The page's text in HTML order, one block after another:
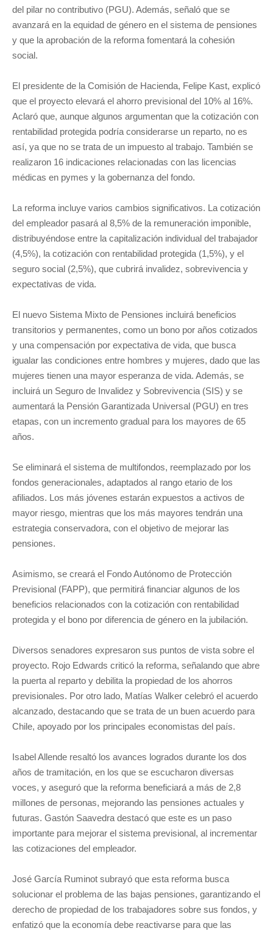
del pilar no contributivo (PGU). Además, señaló que se
avanzará en la equidad de género en el sistema de pensiones
y que la aprobación de la reforma fomentará la cohesión
social.
El presidente de la Comisión de Hacienda, Felipe Kast, explicó
que el proyecto elevará el ahorro previsional del 10% al 16%.
Aclaró que, aunque algunos argumentan que la cotización con
rentabilidad protegida podría considerarse un reparto, no es
así, ya que no se trata de un impuesto al trabajo. También se
realizaron 16 indicaciones relacionadas con las licencias
médicas en pymes y la gobernanza del fondo.
La reforma incluye varios cambios significativos. La cotización
del empleador pasará al 8,5% de la remuneración imponible,
distribuyéndose entre la capitalización individual del trabajador
(4,5%), la cotización con rentabilidad protegida (1,5%), y el
seguro social (2,5%), que cubrirá invalidez, sobrevivencia y
expectativas de vida.
El nuevo Sistema Mixto de Pensiones incluirá beneficios
transitorios y permanentes, como un bono por años cotizados
y una compensación por expectativa de vida, que busca
igualar las condiciones entre hombres y mujeres, dado que las
mujeres tienen una mayor esperanza de vida. Además, se
incluirá un Seguro de Invalidez y Sobrevivencia (SIS) y se
aumentará la Pensión Garantizada Universal (PGU) en tres
etapas, con un incremento gradual para los mayores de 65
años.
Se eliminará el sistema de multifondos, reemplazado por los
fondos generacionales, adaptados al rango etario de los
afiliados. Los más jóvenes estarán expuestos a activos de
mayor riesgo, mientras que los más mayores tendrán una
estrategia conservadora, con el objetivo de mejorar las
pensiones.
Asimismo, se creará el Fondo Autónomo de Protección
Previsional (FAPP), que permitirá financiar algunos de los
beneficios relacionados con la cotización con rentabilidad
protegida y el bono por diferencia de género en la jubilación.
Diversos senadores expresaron sus puntos de vista sobre el
proyecto. Rojo Edwards criticó la reforma, señalando que abre
la puerta al reparto y debilita la propiedad de los ahorros
previsionales. Por otro lado, Matías Walker celebró el acuerdo
alcanzado, destacando que se trata de un buen acuerdo para
Chile, apoyado por los principales economistas del país.
Isabel Allende resaltó los avances logrados durante los dos
años de tramitación, en los que se escucharon diversas
voces, y aseguró que la reforma beneficiará a más de 2,8
millones de personas, mejorando las pensiones actuales y
futuras. Gastón Saavedra destacó que este es un paso
importante para mejorar el sistema previsional, al incrementar
las cotizaciones del empleador.
José García Ruminot subrayó que esta reforma busca
solucionar el problema de las bajas pensiones, garantizando el
derecho de propiedad de los trabajadores sobre sus fondos, y
enfatizó que la economía debe reactivarse para que las